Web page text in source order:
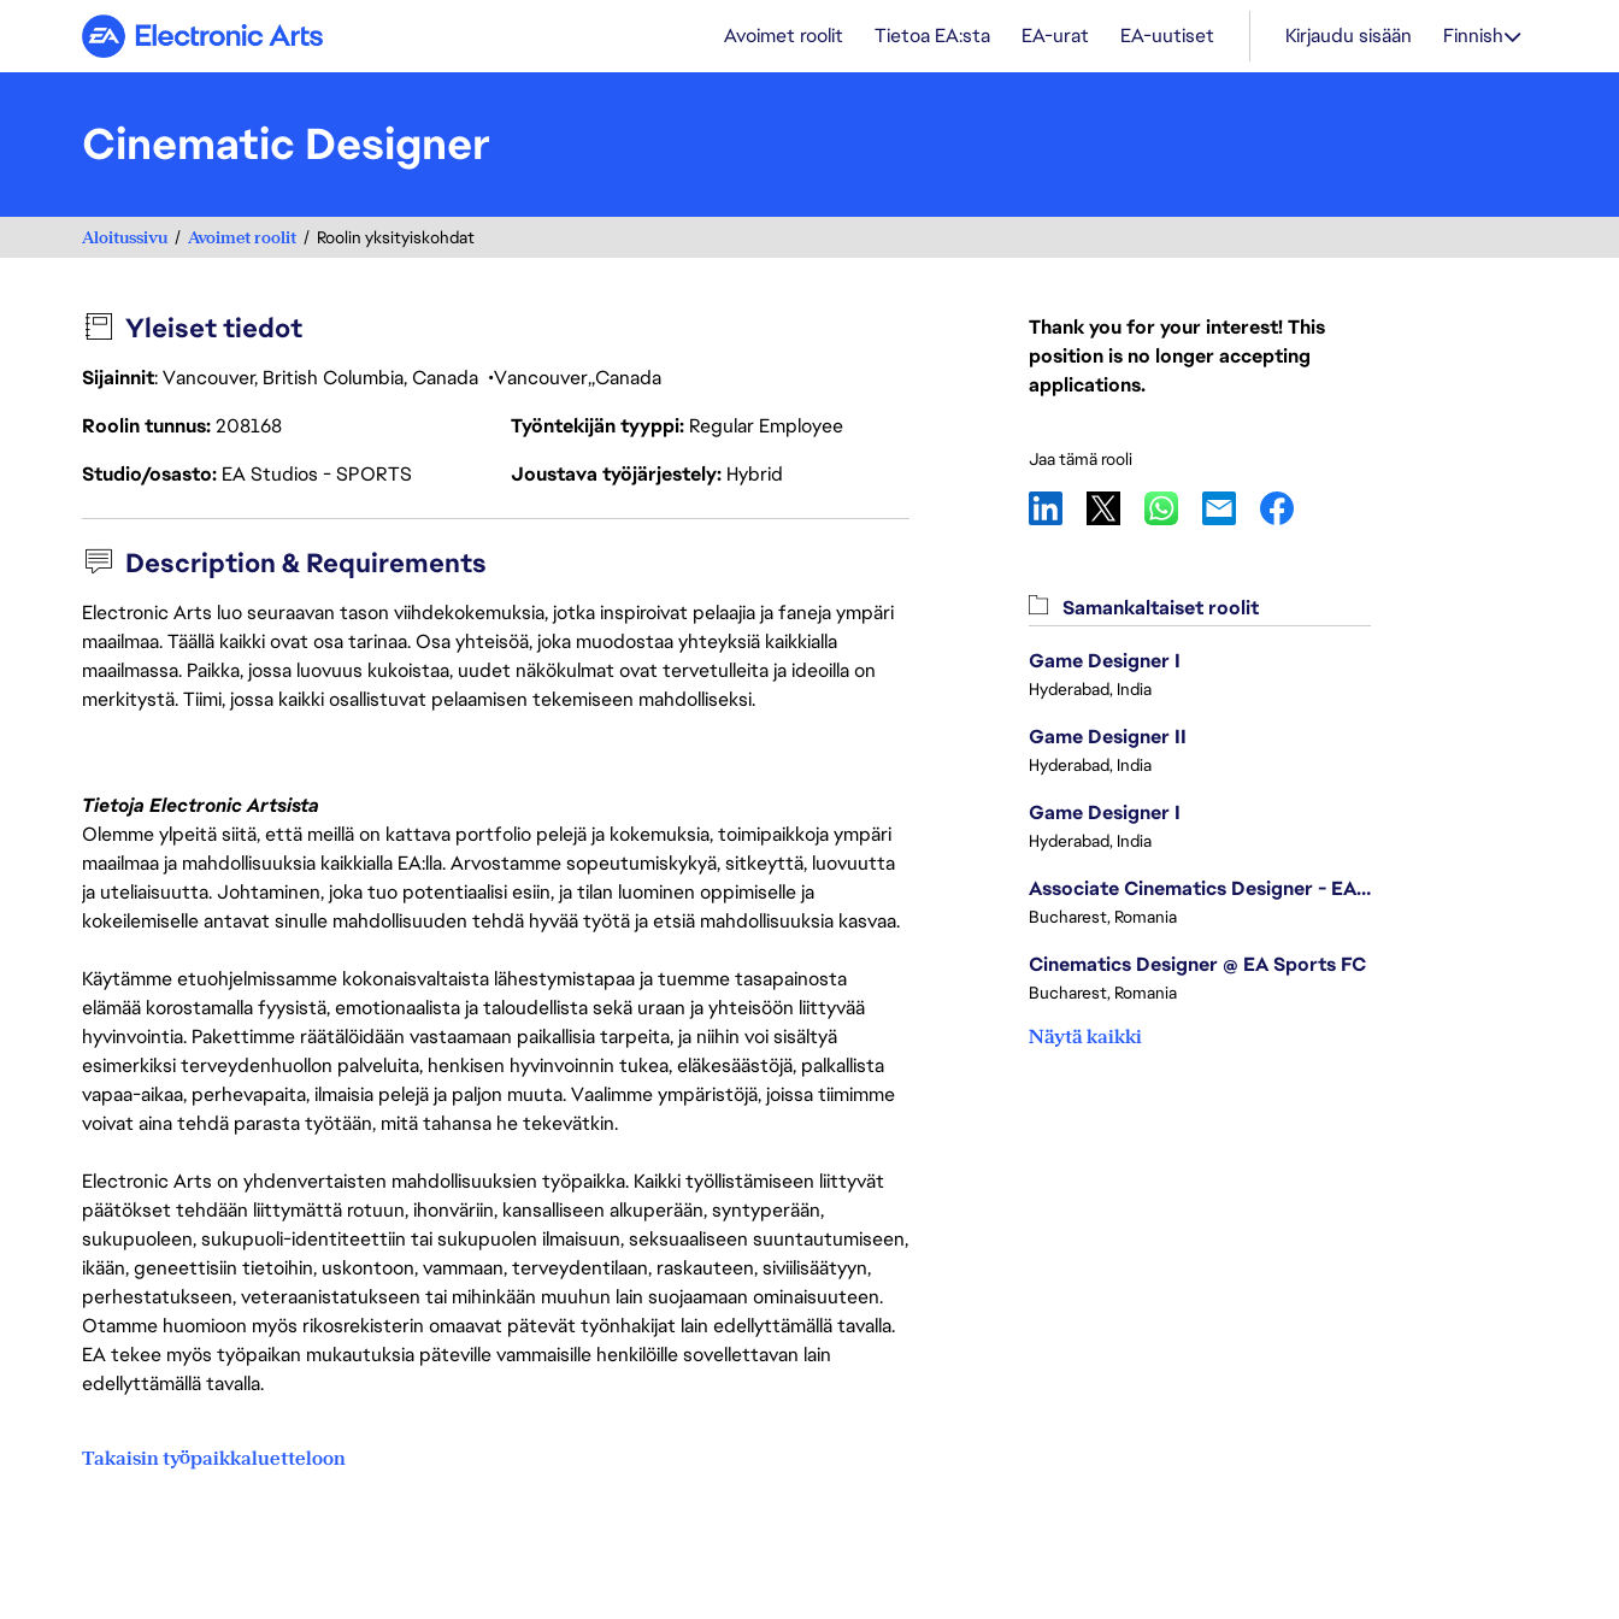
Electronic Arts Avoimet roolit Tietoa EA:sta EA-urat EA-uutiset Kirjaudu sisään Finnish
Cinematic Designer
Aloitussivu Avoimet roolit Roolin yksityiskohdat
Yleiset tiedot
Sijainnit: Vancouver, British Columbia, Canada Vancouver Canada
Roolin tunnus208168 Työntekijän tyyppi Regular Employee
Studio/osasto EA Studios - SPORTS Joustava työjärjestely Hybrid
Description & Requirements
Electronic Arts luo seuraavan tason viihdekokemuksia, jotka inspiroivat pelaajia ja faneja ympäri
maailmaa. Täällä kaikki ovat osa tarinaa. Osa yhteisöä, joka muodostaa yhteyksiä kaikkialla
maailmassa. Paikka, jossa luovuus kukoistaa, uudet näkökulmat ovat tervetulleita ja ideoilla on
merkitystä. Tiimi, jossa kaikki osallistuvat pelaamisen tekemiseen mahdolliseksi.
Tietoja Electronic Artsista
Olemme ylpeitä siitä, että meillä on kattava portfolio pelejä ja kokemuksia, toimipaikkoja ympäri
maailmaa ja mahdollisuuksia kaikkialla EA:lla. Arvostamme sopeutumiskykyä, sitkeyttä, luovuutta
ja uteliaisuutta. Johtaminen, joka tuo potentiaalisi esiin, ja tilan luominen oppimiselle ja
kokeilemiselle antavat sinulle mahdollisuuden tehdä hyvää työtä ja etsiä mahdollisuuksia kasvaa.
Käytämme etuohjelmissamme kokonaisvaltaista lähestymistapaa ja tuemme tasapainosta
elämää korostamalla fyysistä, emotionaalista ja taloudellista sekä uraan ja yhteisöön liittyvää
hyvinvointia. Pakettimme räätälöidään vastaamaan paikallisia tarpeita, ja niihin voi sisältyä
esimerkiksi terveydenhuollon palveluita, henkisen hyvinvoinnin tukea, eläkesäästöjä, palkallista
vapaa-aikaa, perhevapaita, ilmaisia pelejä ja paljon muuta. Vaalimme ympäristöjä, joissa tiimimme
voivat aina tehdä parasta työtään, mitä tahansa he tekevätkin.
Electronic Arts on yhdenvertaisten mahdollisuuksien työpaikka. Kaikki työllistämiseen liittyvät
päätökset tehdään liittymättä rotuun, ihonväriin, kansalliseen alkuperään, syntyperään,
sukupuoleen, sukupuoli-identiteettiin tai sukupuolen ilmaisuun, seksuaaliseen suuntautumiseen,
ikään, geneettisiin tietoihin, uskontoon, vammaan, terveydentilaan, raskauteen, siviilisäätyyn,
perhestatukseen, veteraanistatukseen tai mihinkään muuhun lain suojaamaan ominaisuuteen.
Otamme huomioon myös rikosrekisterin omaavat pätevät työnhakijat lain edellyttämällä tavalla.
EA tekee myös työpaikan mukautuksia päteville vammaisille henkilöille sovellettavan lain
edellyttämällä tavalla.
Takaisin työpaikkaluetteloon
Thank you for your interest! This
position is no longer accepting
applications.
Jaa tämä rooli
Samankaltaiset roolit
Game Designer I
Hyderabad, India
Game Designer II
Hyderabad, India
Game Designer I
Hyderabad, India
Associate Cinematics Designer - EA Sports FC
Bucharest, Romania
Cinematics Designer @ EA Sports FC
Bucharest, Romania
Näytä kaikki